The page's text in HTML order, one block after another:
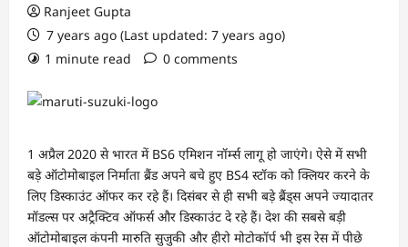
Ranjeet Gupta
7 years ago (Last updated: 7 years ago)
1 minute read
0 comments
1 अप्रैल 2020 से भारत में BS6 एमिशन नॉर्म्स लागू हो जाएंगे। ऐसे में सभी
बड़े ऑटोमोबाइल निर्माता ब्रैंड अपने बचे हुए BS4 स्टॉक को क्लियर करने के
लिए डिस्काउंट ऑफर कर रहे हैं। दिसंबर से ही सभी बड़े ब्रैंड्स अपने ज्यादातर
मॉडल्स पर अट्रैक्टिव ऑफर्स और डिस्काउंट दे रहे हैं। देश की सबसे बड़ी
ऑटोमोबाइल कंपनी मारुति सुजुकी और हीरो मोटोकॉर्प भी इस रेस में पीछे